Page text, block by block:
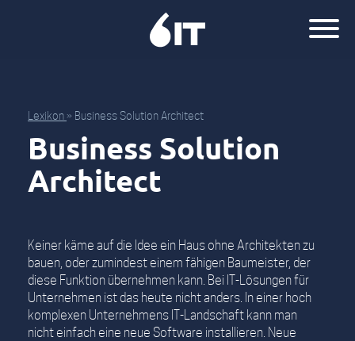
Lexikon » Business Solution Architect
Business Solution
Architect
Keiner käme auf die Idee ein Haus ohne Architekten zu
bauen, oder zumindest einem fähigen Baumeister, der
diese Funktion übernehmen kann. Bei IT-Lösungen für
Unternehmen ist das heute nicht anders. In einer hoch
komplexen Unternehmens IT-Landschaft kann man
nicht einfach eine neue Software installieren. Neue